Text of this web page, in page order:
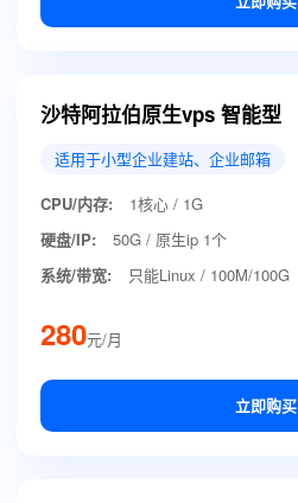
沙特阿拉伯原生vps 智能型
适用于小型企业建站、企业邮箱
CPU/内存:
1核心 / 1G
硬盘/IP:
50G / 原生ip 1个
系统/带宽:
只能Linux / 100M/100G
280元/月
立即购买